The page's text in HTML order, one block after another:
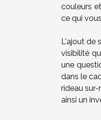
couleurs
ce qui
L'ajout de
visibilité
une
dans le
rideau
ainsi un